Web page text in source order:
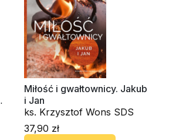
Miłość i gwałtownicy. Jakub
i Jan
ks. Krzysztof Wons SDS
37,90 zł